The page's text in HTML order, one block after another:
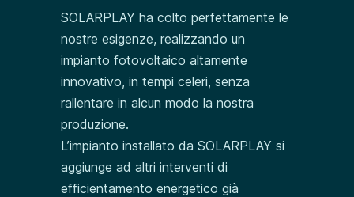
SOLARPLAY ha colto perfettamente le
nostre esigenze, realizzando un
impianto fotovoltaico altamente
innovativo, in tempi celeri, senza
rallentare in alcun modo la nostra
produzione.
L’impianto installato da SOLARPLAY si
aggiunge ad altri interventi di
efficientamento energetico già